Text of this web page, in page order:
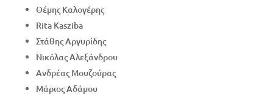
Θέμης Καλογέρης
Rita Kasziba
Στάθης Αργυρίδης
Νικόλας Αλεξάνδρου
Ανδρέας Μουζούρας
Μάριος Αδάμου